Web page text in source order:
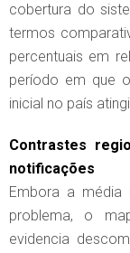
cobertura do
termos
percentuais em
período em que
inicial no país
Contrastes
notificações
Embora a
problema, o
evidencia